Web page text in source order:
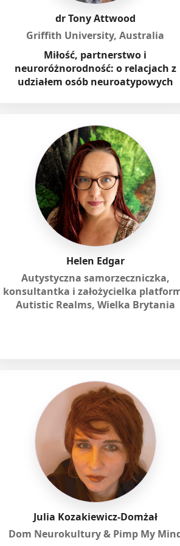
dr Tony Attwood
Griffith University, Australia
Miłość, partnerstwo i
neuroróżnorodność: o relacjach z
udziałem osób neuroatypowych
Helen Edgar
Autystyczna samorzeczniczka,
konsultantka i założycielka
Autistic Realms, Wielka Brytania
Julia Kozakiewicz-Domżał
Dom Neurokultury & Pimp My